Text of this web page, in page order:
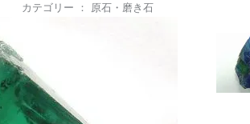
カテゴリー ： 原石・磨き石